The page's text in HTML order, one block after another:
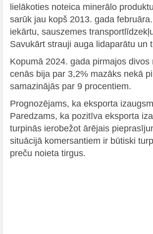
lielākoties noteica minerālo
sarūk jau kopš 2013. gada
iekārtu, sauszemes
Savukārt strauji auga lidaparātu un
Kopumā 2024. gada pirmajos
cenās bija par 3,2% mazāks nekā
samazinājās par 9 procentiem.
Prognozējams, ka eksporta
Paredzams, ka pozitīva eksporta
turpinās ierobežot ārējais
situācijā komersantiem ir būtiski
preču noieta tirgus.